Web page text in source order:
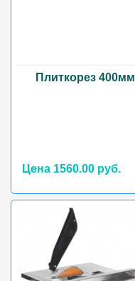
Плиткорез 400мм
Цена 1560.00 руб.